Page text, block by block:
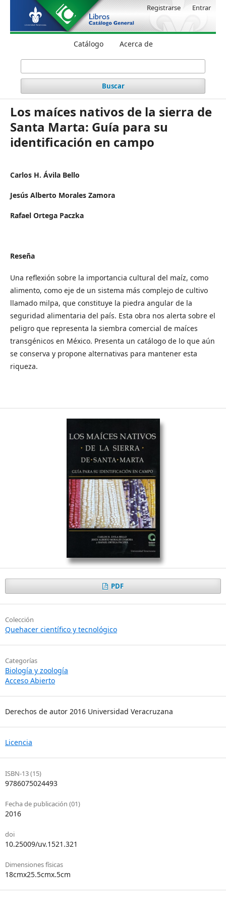
Catálogo Acerca de
Buscar
Registrarse Entrar
Los maíces nativos de la sierra de
Santa Marta: Guía para su
identificación en campo
Carlos H. Ávila Bello
Jesús Alberto Morales Zamora
Rafael Ortega Paczka
Reseña
Una reflexión sobre la importancia cultural del maíz, como
alimento, como eje de un sistema más complejo de cultivo
llamado milpa, que constituye la piedra angular de la
seguridad alimentaria del país. Esta obra nos alerta sobre el
peligro que representa la siembra comercial de maíces
transgénicos en México. Presenta un catálogo de lo que aún
se conserva y propone alternativas para mantener esta
riqueza.
PDF
Colección
Quehacer científico y tecnológico
Categorías
Biología y zoología
Acceso Abierto
Derechos de autor 2016 Universidad Veracruzana
Licencia
ISBN-13 (15)
9786075024493
Fecha de publicación (01)
2016
doi
10.25009/uv.1521.321
Dimensiones físicas
18cmx25.5cmx.5cm